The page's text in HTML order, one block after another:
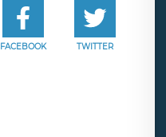
FACEBOOK TWITTER